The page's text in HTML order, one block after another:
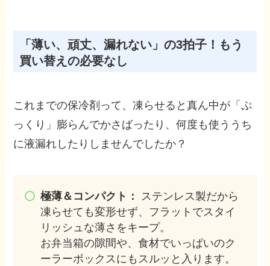
「薄い、頑丈、漏れない」の3拍子！もう
買い替えの必要なし
これまでの保冷剤って、凍らせると真ん中が「ぷ
っくり」膨らんでかさばったり、何度も使ううち
に液漏れしたりしませんでしたか？
極薄＆コンパクト：
ステンレス製だから
凍らせても変形せず、フラットでスタイ
リッシュな薄さをキープ。
お弁当箱の隙間や、食材でいっぱいのク
ーラーボックスにもスルッと入ります。